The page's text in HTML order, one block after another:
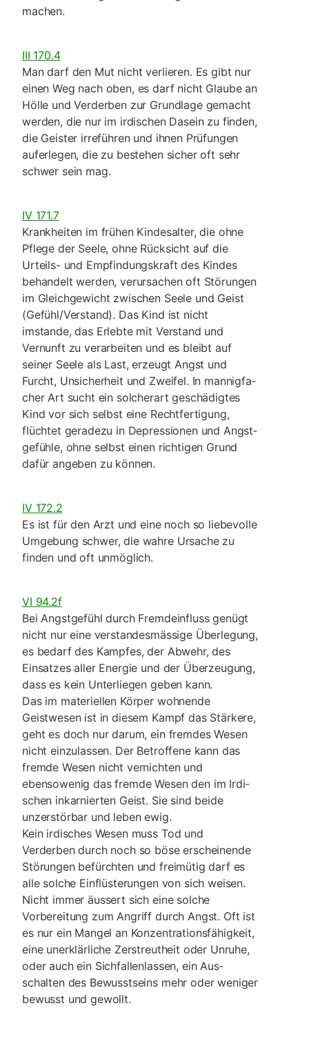
machen.
III 170.4
Man darf den Mut nicht verlieren. Es gibt nur
einen Weg nach oben, es darf nicht Glaube an
Hölle und Verderben zur Grundlage gemacht
werden, die nur im irdischen Dasein zu finden,
die Geister irreführen und ihnen Prüfungen
auferle­gen, die zu bestehen sicher oft sehr
schwer sein mag.
IV 171.7
Krankheiten im frühen Kindesalter, die ohne
Pflege der Seele, ohne Rücksicht auf die
Urteils- und Empfin­dungskraft des Kindes
behandelt werden, verursachen oft Störungen
im Gleichgewicht zwischen Seele und Geist
(Gefühl/Verstand). Das Kind ist nicht
imstande, das Erlebte mit Verstand und
Vernunft zu verarbeiten und es bleibt auf
seiner Seele als Last, erzeugt Angst und
Furcht, Unsi­cherheit und Zweifel. In mannigfa­
cher Art sucht ein solcherart ge­schädigtes
Kind vor sich selbst eine Recht­ferti­gung,
flüchtet geradezu in Depressionen und Angst­
gefühle, ohne selbst einen richtigen Grund
dafür angeben zu können.
IV 172.2
Es ist für den Arzt und eine noch so liebevolle
Umge­bung schwer, die wahre Ursa­che zu
finden und oft un­möglich.
VI 94.2f
Bei Angstgefühl durch Fremdeinfluss genügt
nicht nur eine verstandesmässige Über­legung,
es bedarf des Kampfes, der Abwehr, des
Einsatzes aller Energie und der Überzeugung,
dass es kein Unterliegen geben kann.
Das im materiellen Körper wohnende
Geistwesen ist in diesem Kampf das Stärkere,
geht es doch nur darum, ein fremdes Wesen
nicht einzulassen. Der Betroffene kann das
fremde Wesen nicht vernichten und
ebensowenig das fremde Wesen den im Irdi­
schen inkarnierten Geist. Sie sind beide
unzerstörbar und leben ewig.
Kein irdisches Wesen muss Tod und
Verderben durch noch so böse erscheinende
Stö­rungen befürchten und freimütig darf es
alle solche Einflüsterungen von sich wei­sen.
Nicht immer äussert sich eine solche
Vorbereitung zum Angriff durch Angst. Oft ist
es nur ein Mangel an Kon­zentrationsfähigkeit,
eine unerklärliche Zerstreutheit oder Unruhe,
oder auch ein Sichfallenlassen, ein Aus­
schalten des Bewusstseins mehr oder weniger
bewusst und ge­wollt.